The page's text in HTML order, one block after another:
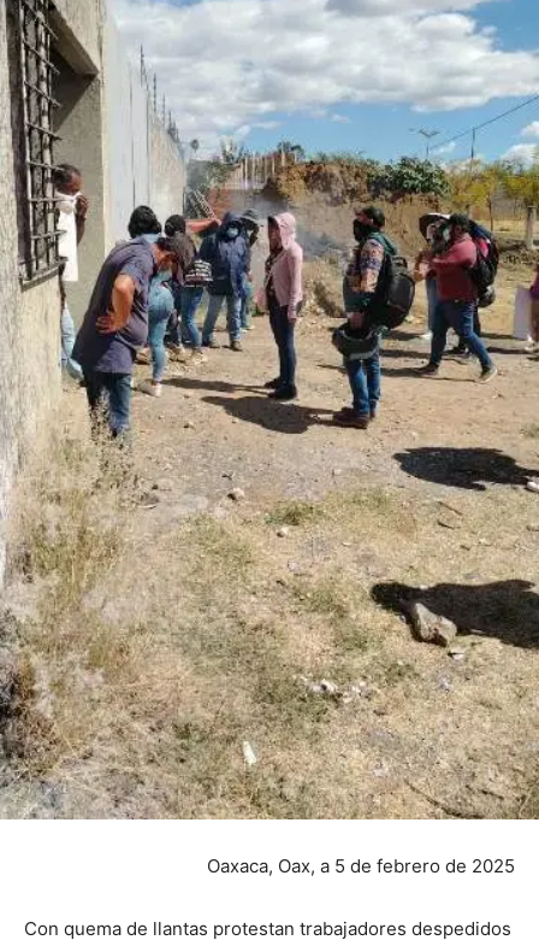
Oaxaca, Oax, a 5 de febrero de 2025
Con quema de llantas protestan trabajadores despedidos